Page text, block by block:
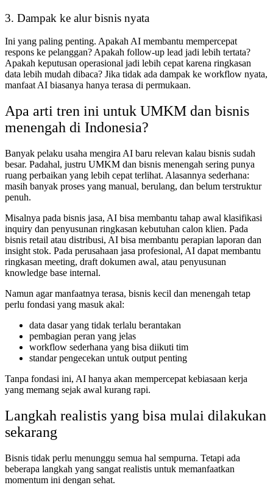
3. Dampak ke alur bisnis nyata
Ini yang paling penting. Apakah AI membantu mempercepat
respons ke pelanggan? Apakah follow-up lead jadi lebih tertata?
Apakah keputusan operasional jadi lebih cepat karena ringkasan
data lebih mudah dibaca? Jika tidak ada dampak ke workflow nyata,
manfaat AI biasanya hanya terasa di permukaan.
Apa arti tren ini untuk UMKM dan bisnis
menengah di Indonesia?
Banyak pelaku usaha mengira AI baru relevan kalau bisnis sudah
besar. Padahal, justru UMKM dan bisnis menengah sering punya
ruang perbaikan yang lebih cepat terlihat. Alasannya sederhana:
masih banyak proses yang manual, berulang, dan belum terstruktur
penuh.
Misalnya pada bisnis jasa, AI bisa membantu tahap awal klasifikasi
inquiry dan penyusunan ringkasan kebutuhan calon klien. Pada
bisnis retail atau distribusi, AI bisa membantu perapian laporan dan
insight stok. Pada perusahaan jasa profesional, AI dapat membantu
ringkasan meeting, draft dokumen awal, atau penyusunan
knowledge base internal.
Namun agar manfaatnya terasa, bisnis kecil dan menengah tetap
perlu fondasi yang masuk akal:
data dasar yang tidak terlalu berantakan
pembagian peran yang jelas
workflow sederhana yang bisa diikuti tim
standar pengecekan untuk output penting
Tanpa fondasi ini, AI hanya akan mempercepat kebiasaan kerja
yang memang sejak awal kurang rapi.
Langkah realistis yang bisa mulai dilakukan
sekarang
Bisnis tidak perlu menunggu semua hal sempurna. Tetapi ada
beberapa langkah yang sangat realistis untuk memanfaatkan
momentum ini dengan sehat.